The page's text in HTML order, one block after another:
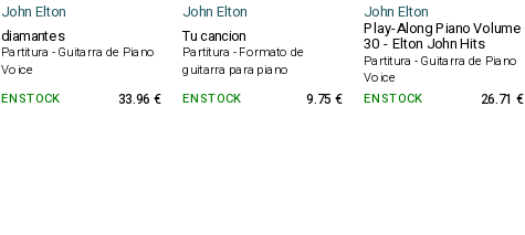
John Elton John Elton John Elton
diamantes
Partitura - Guitarra de Piano
Voice
Tu cancion
Partitura - Formato de
guitarra para piano
Play-Along Piano Volume
30 - Elton John Hits
Partitura - Guitarra de Piano
Voice
EN STOCK 33.96 € EN STOCK 9.75 € EN STOCK 26.71 €